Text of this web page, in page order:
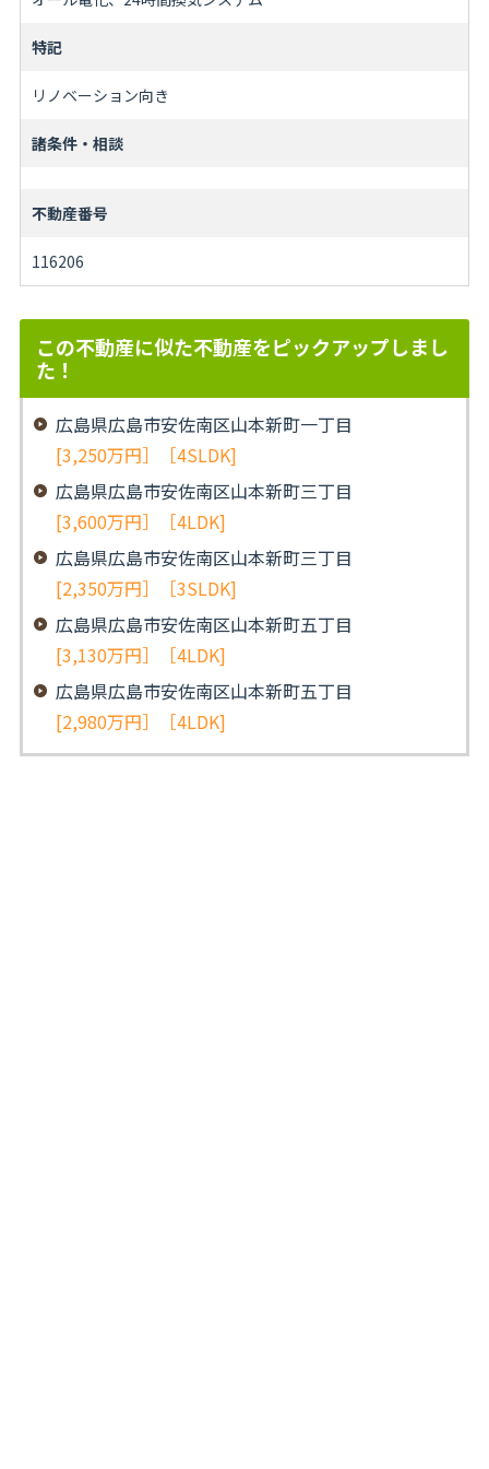
特記
リノベーション向き
諸条件・相談
不動産番号
116206
この不動産に似た不動産をピックアップしまし
た！
広島県広島市安佐南区山本新町一丁目
[3,250万円］［4SLDK]
広島県広島市安佐南区山本新町三丁目
[3,600万円］［4LDK]
広島県広島市安佐南区山本新町三丁目
[2,350万円］［3SLDK]
広島県広島市安佐南区山本新町五丁目
[3,130万円］［4LDK]
広島県広島市安佐南区山本新町五丁目
[2,980万円］［4LDK]